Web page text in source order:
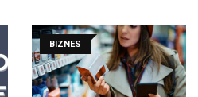
BIZNES